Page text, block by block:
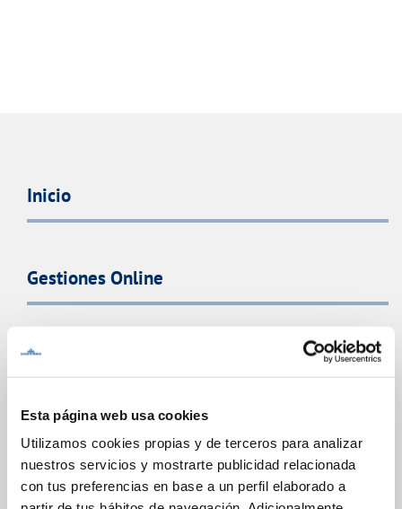
Esta página web usa cookies
Utilizamos cookies propias y de terceros para analizar
nuestros servicios y mostrarte publicidad relacionada
con tus preferencias en base a un perfil elaborado a
Inicio
Gestiones Online
TODAS LAS GESTIONES